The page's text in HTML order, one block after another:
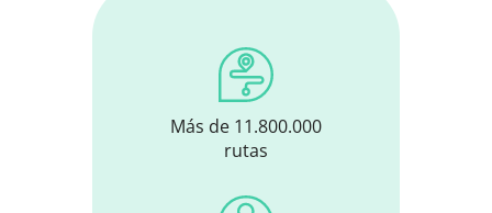
Más de 11.800.000
rutas